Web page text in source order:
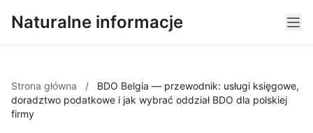
Naturalne informacje
Strona główna /
BDO Belgia — przewodnik: usługi księgowe,
doradztwo podatkowe i jak wybrać oddział BDO dla polskiej
firmy